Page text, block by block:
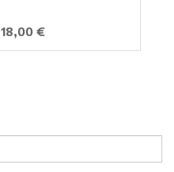
18,00 €